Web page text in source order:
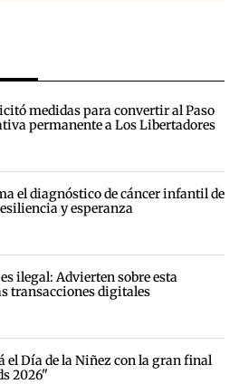
medidas para convertir al Paso
permanente a Los Libertadores
el diagnóstico de cáncer infantil de
y esperanza
ilegal: Advierten sobre esta
transacciones digitales
el Día de la Niñez con la gran final
2026"